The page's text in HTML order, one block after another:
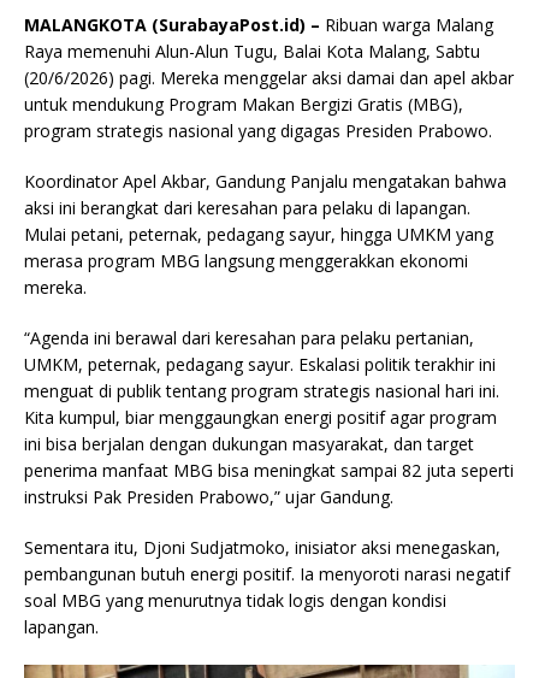
MALANGKOTA (SurabayaPost.id) – Ribuan warga Malang
Raya memenuhi Alun-Alun Tugu, Balai Kota Malang, Sabtu
(20/6/2026) pagi. Mereka menggelar aksi damai dan apel akbar
untuk mendukung Program Makan Bergizi Gratis (MBG),
program strategis nasional yang digagas Presiden Prabowo.
Koordinator Apel Akbar, Gandung Panjalu mengatakan bahwa
aksi ini berangkat dari keresahan para pelaku di lapangan.
Mulai petani, peternak, pedagang sayur, hingga UMKM yang
merasa program MBG langsung menggerakkan ekonomi
mereka.
“Agenda ini berawal dari keresahan para pelaku pertanian,
UMKM, peternak, pedagang sayur. Eskalasi politik terakhir ini
menguat di publik tentang program strategis nasional hari ini.
Kita kumpul, biar menggaungkan energi positif agar program
ini bisa berjalan dengan dukungan masyarakat, dan target
penerima manfaat MBG bisa meningkat sampai 82 juta seperti
instruksi Pak Presiden Prabowo,” ujar Gandung.
Sementara itu, Djoni Sudjatmoko, inisiator aksi menegaskan,
pembangunan butuh energi positif. Ia menyoroti narasi negatif
soal MBG yang menurutnya tidak logis dengan kondisi
lapangan.